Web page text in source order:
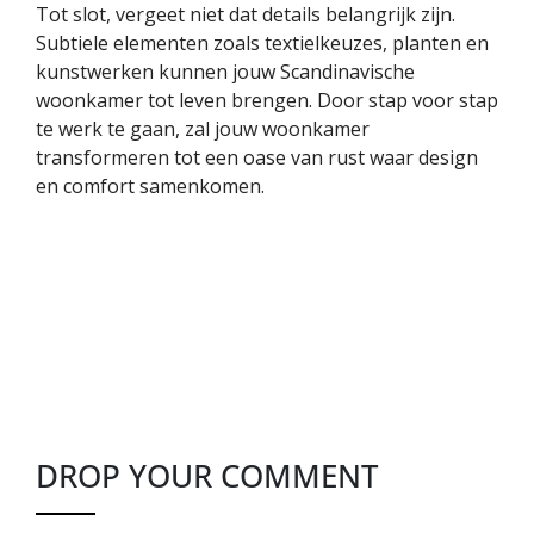
Tot slot, vergeet niet dat details belangrijk zijn.
Subtiele elementen zoals textielkeuzes, planten en
kunstwerken kunnen jouw Scandinavische
woonkamer tot leven brengen. Door stap voor stap
te werk te gaan, zal jouw woonkamer
transformeren tot een oase van rust waar design
en comfort samenkomen.
DROP YOUR COMMENT